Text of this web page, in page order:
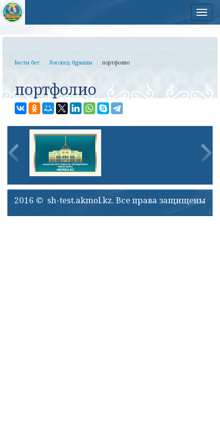
Басты бет Логопед бұрышы портфолио
портфолио
2016 © sh-test.akmol.kz. Все права защищены